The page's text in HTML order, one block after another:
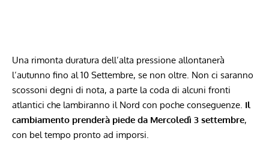
Una rimonta duratura dell’alta pressione allontanerà
l’autunno fino al 10 Settembre, se non oltre. Non ci saranno
scossoni degni di nota, a parte la coda di alcuni fronti
atlantici che lambiranno il Nord con poche conseguenze. Il
cambiamento prenderà piede da Mercoledì 3 settembre,
con bel tempo pronto ad imporsi.